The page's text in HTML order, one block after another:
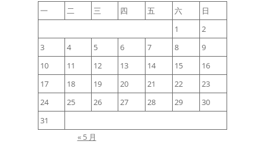
一
二 三 四 五 六
日
1
2
3
4 5 6 7 8
9
10
11 12 13 14 15
16
17
18 19 20 21 22
23
24
25 26 27 28 29
30
31
« 5 月